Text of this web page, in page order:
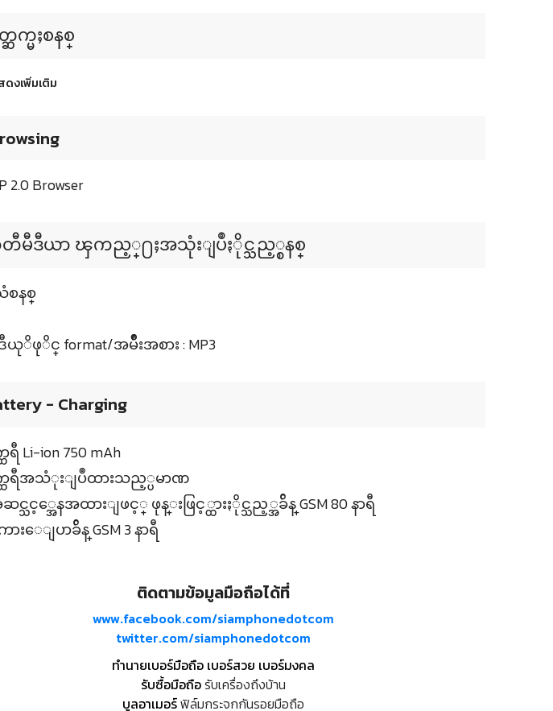
ဆက္မႈစနစ္
ดงเพิ่มเติม
2.0 Browser
တီမီဒီယာ ၾကည့္႐ႈအသုံးျပဳႏိုင္သည့္စနစ္
နစ္
ယုိဖုိင္ format/အမ်ဳိးအစား : MP3
- Charging
Li-ion 750 mAh
ရီအသံုးျပဳထားသည့္ပမာဏ
င္သင့္အေနအထားျဖင့္ ဖုန္းဖြင့္ထားႏိုင္သည့္အခ်ိန္ GSM 80 နာရီ
ားေျပာခ်ိန္ GSM 3 နာရီ
ติดตามข้อมูลมือถือได้ที่
www.facebook.com/siamphonedotcom
twitter.com/siamphonedotcom
ทำนายเบอร์มือถือ เบอร์สวย เบอร์มงคล
รับซื้อมือถือรับเครื่องถึงบ้าน
บูลอาเมอร์ฟิล์มกระจกกันรอยมือถือ